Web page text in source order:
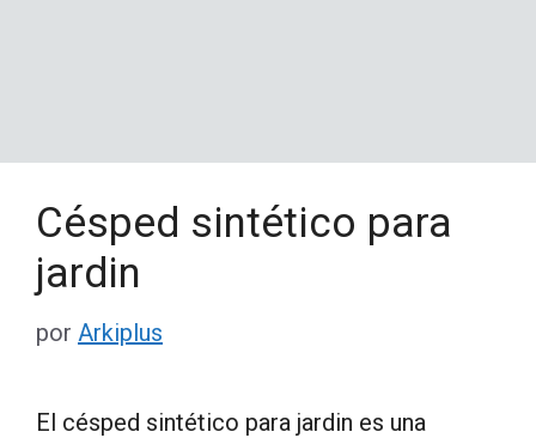
Césped sintético para
jardin
por Arkiplus
El césped sintético para jardin es una